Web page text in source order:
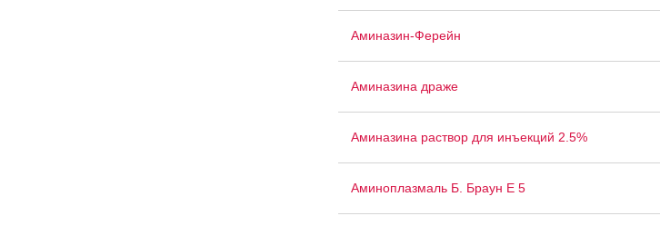
Аминазин-Ферейн
Аминазина драже
Аминазина раствор для инъекций 2.5%
Аминоплазмаль Б. Браун Е 5